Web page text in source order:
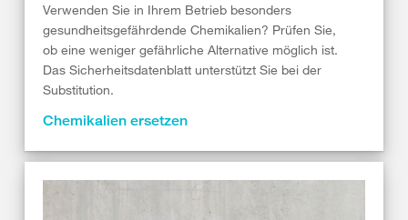
Verwenden Sie in Ihrem Betrieb besonders
gesundheitsgefährdende Chemikalien? Prüfen Sie,
ob eine weniger gefährliche Alternative möglich ist.
Das Sicherheitsdatenblatt unterstützt Sie bei der
Substitution.
Chemikalien ersetzen